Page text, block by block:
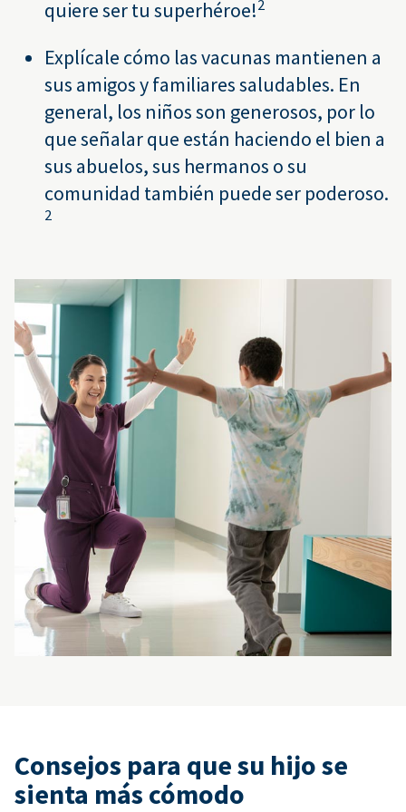
quiere ser tu superhéroe!2
Explícale cómo las vacunas mantienen a
sus amigos y familiares saludables. En
general, los niños son generosos, por lo
que señalar que están haciendo el bien a
sus abuelos, sus hermanos o su
comunidad también puede ser poderoso.
2
Consejos para que su hijo se
sienta más cómodo